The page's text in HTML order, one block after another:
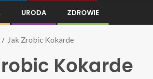
URODA ZDROWIE
Jak Zrobic Kokarde
Kokarde